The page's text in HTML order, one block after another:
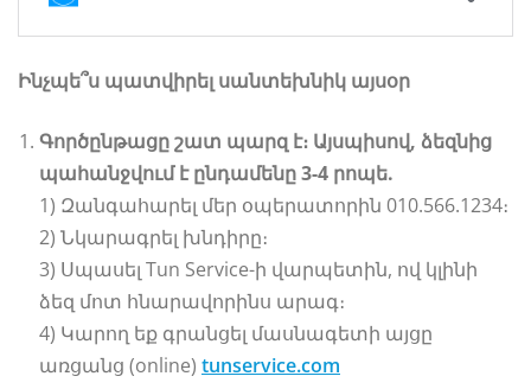
Ինչպե՞ս պատվիրել սանտեխնիկ այսօր
Գործընթացը շատ պարզ է։ Այսպիսով, ձեզնից
պահանջվում է ընդամենը 3-4 րոպե.
1) Զանգահարել մեր օպերատորին 010.566.1234։
2) Նկարագրել խնդիրը։
3) Սպասել Tun Service-ի վարպետին, ով կլինի
ձեզ մոտ հնարավորինս արագ։
4) Կարող եք գրանցել մասնագետի այցը
առցանց (online) tunservice.com